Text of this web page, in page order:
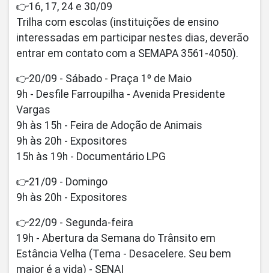
👉16, 17, 24 e 30/09
Trilha com escolas (instituições de ensino
interessadas em participar nestes dias, deverão
entrar em contato com a SEMAPA 3561-4050).
👉20/09 - Sábado - Praça 1º de Maio
9h - Desfile Farroupilha - Avenida Presidente
Vargas
9h às 15h - Feira de Adoção de Animais
9h às 20h - Expositores
15h às 19h - Documentário LPG
👉21/09 - Domingo
9h às 20h - Expositores
👉22/09 - Segunda-feira
19h - Abertura da Semana do Trânsito em
Estância Velha (Tema - Desacelere. Seu bem
maior é a vida) - SENAI